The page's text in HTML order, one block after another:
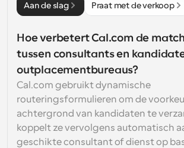
Aan de slag Praat met de verkoop
Hoe verbetert Cal.com de
tussen consultants en
outplacementbureaus?
Cal.com gebruikt dynamische
routeringsformulieren om de
achtergrond van kandidaten te
koppelt ze vervolgens automatisch
geschikte consultant of dienst op